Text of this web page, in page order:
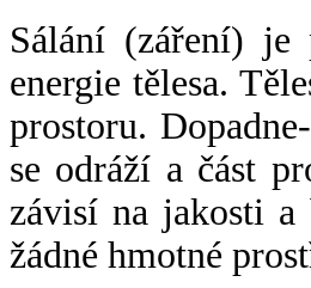
Sálání (záření) je
energie tělesa.
prostoru.
se odráží a část
závisí na jakosti a
žádné hmotné